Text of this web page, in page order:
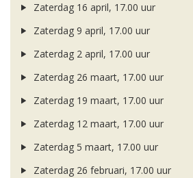
Zaterdag 16 april, 17.00 uur
Zaterdag 9 april, 17.00 uur
Zaterdag 2 april, 17.00 uur
Zaterdag 26 maart, 17.00 uur
Zaterdag 19 maart, 17.00 uur
Zaterdag 12 maart, 17.00 uur
Zaterdag 5 maart, 17.00 uur
Zaterdag 26 februari, 17.00 uur